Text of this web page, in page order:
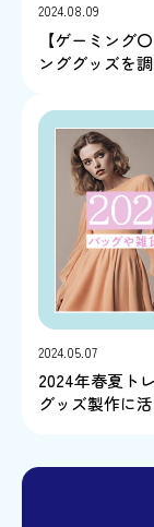
2024.08.09
【ゲーミング
ンググッズを
2024.05.07
2024年春夏ト
グッズ製作に